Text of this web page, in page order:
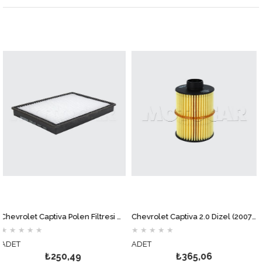
Chevrolet Captiva Polen Filtresi MOTOCAR
★ ★
₺250,49
Chevrolet Captiva 2.0 Dizel (2007-2010) Mazot Filtresi MOTOCAR
★ ★ ★
₺365,06